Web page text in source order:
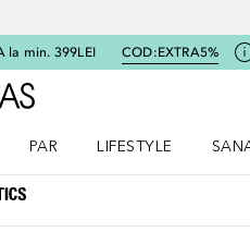
la min. 399LEI COD:EXTRA5%
Către pagina principală
PAR
LIFESTYLE